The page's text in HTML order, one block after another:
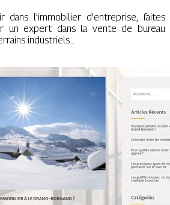
dans l’immobilier d’entreprise, faites
un expert dans la vente de bureau
industriels…